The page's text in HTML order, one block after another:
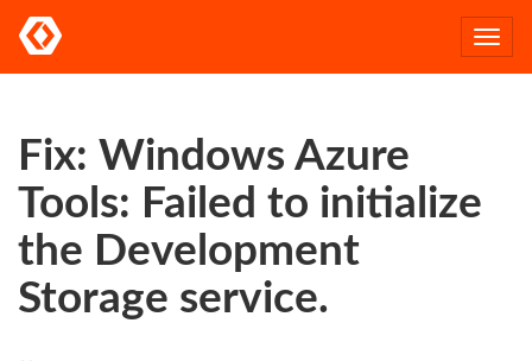
Fix: Windows Azure
Tools: Failed to initialize
the Development
Storage service.